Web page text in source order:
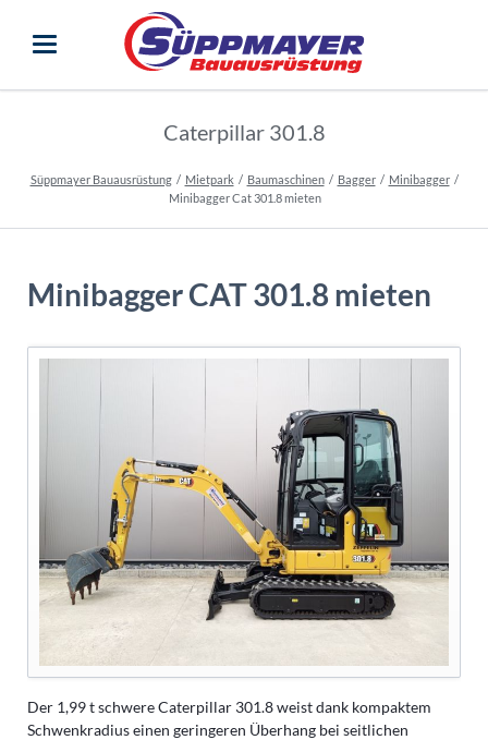
Caterpillar 301.8
Süppmayer Bauausrüstung Mietpark Baumaschinen Bagger
Minibagger
Minibagger Cat 301.8 mieten
Minibagger CAT 301.8 mieten
Der 1,99 t schwere Caterpillar 301.8 weist dank kompaktem
Schwenkradius einen geringeren Überhang bei seitlichen